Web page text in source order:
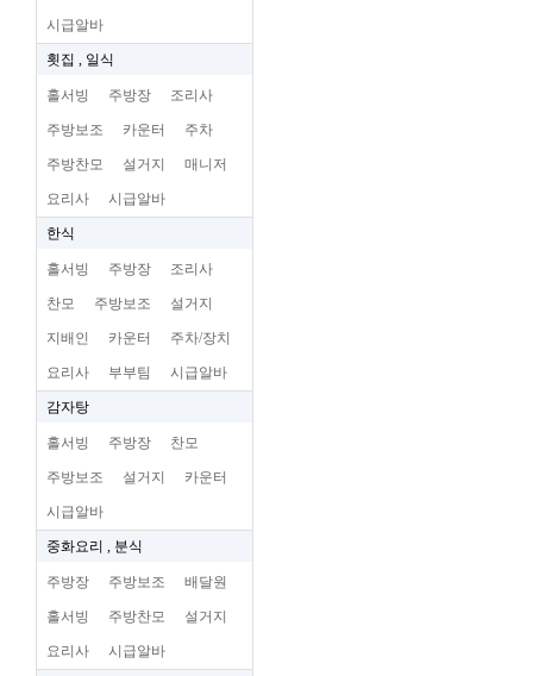
시급알바
횟집 , 일식
홀서빙 주방장 조리사
주방보조 카운터 주차
주방찬모 설거지 매니저
요리사 시급알바
한식
홀서빙 주방장 조리사
찬모 주방보조 설거지
지배인 카운터 주차/장치
요리사 부부팀 시급알바
감자탕
홀서빙 주방장 찬모
주방보조 설거지 카운터
시급알바
중화요리 , 분식
주방장 주방보조 배달원
홀서빙 주방찬모 설거지
요리사 시급알바